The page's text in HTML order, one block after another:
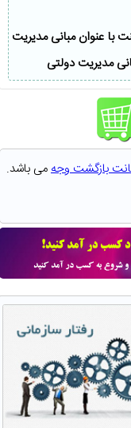
با عنوان مبانی مدیریت
مدیریت دولتی
بازگشت وجهمی باشد.